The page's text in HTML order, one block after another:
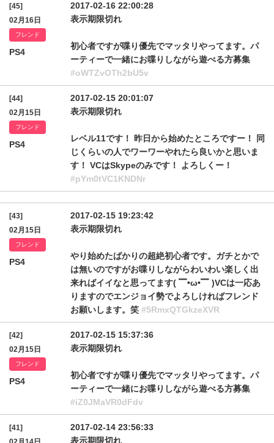
[45]
02月16日
フレンド
PS4
2017-02-16 22:00:28
表示期限切れ
初心者ですが喋り優先でマッタリやってます。パ
ーティーで一緒にお喋りしながら遊べる方募集
#oWTZvOTh2bU5v
[44]
02月15日
フレンド
PS4
2017-02-15 20:01:07
表示期限切れ
レベル11です！ 昨日から始めたところですー！ 同
じくらいの人でワーワーやれたら良いかと思いま
す！ VCはSkypeのみです！ よろしくー！
#pYm0tVC1KNDNr
[43]
02月15日
フレンド
PS4
2017-02-15 19:23:42
表示期限切れ
やり始めたばかりの超絶初心者です。ガチとかで
は無いのですがお喋りしながらわいわい楽しく出
来ればイイなと思ってます( ▔•ω•▔ )VCは一応あ
りますのでエンジョイ勢でよろしければフレンド
お願いします。笑 #5RmxQTGkzeXVR
[42]
02月15日
フレンド
PS4
2017-02-15 15:37:36
表示期限切れ
初心者ですが喋り優先でマッタリやってます。パ
ーティーで一緒にお喋りしながら遊べる方募集
#iZ0JMaVR0dFdv
[41]
2017-02-14 23:56:33
表示期限切れ